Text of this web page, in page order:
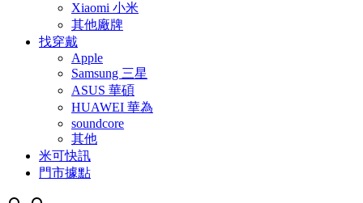
Xiaomi 小米
其他廠牌
找穿戴
Apple
Samsung 三星
ASUS 華碩
HUAWEI 華為
soundcore
其他
米可快訊
門市據點